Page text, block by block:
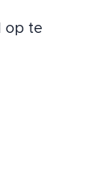
op te